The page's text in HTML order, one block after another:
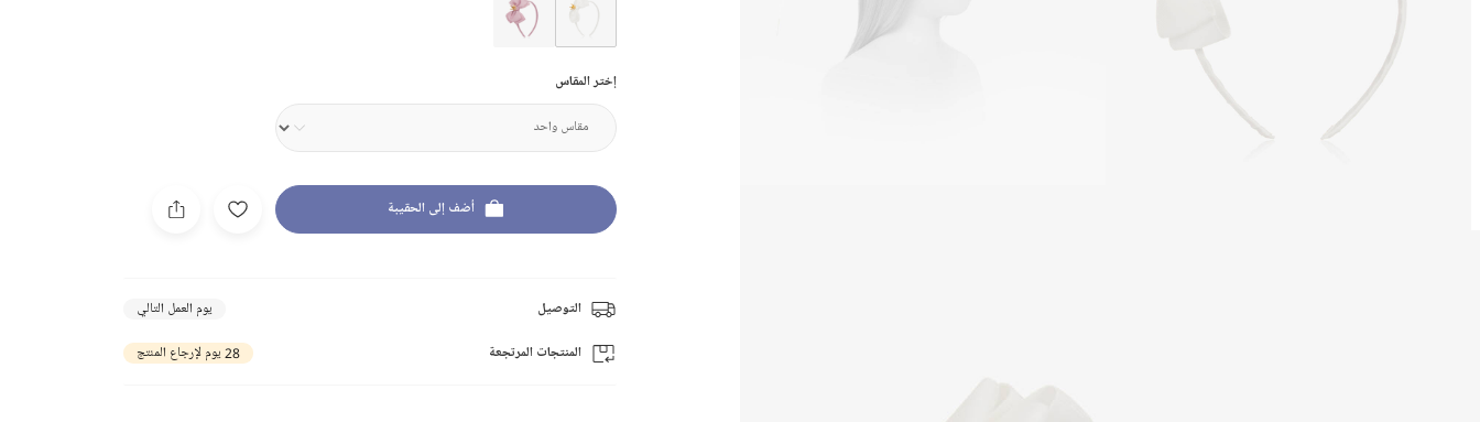
إختر المقاس
أضف إلى الحقيبة
التوصيل يوم العمل التالي
المنتجات المرتجعة 28 يوم لإرجاع المنتج